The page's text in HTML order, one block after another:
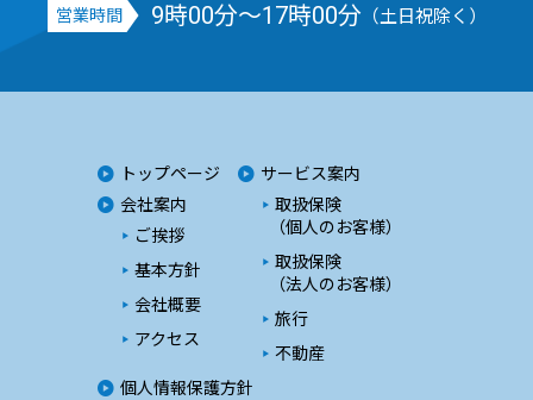
営業時間 9時00分～17時00分（土日祝除く）
トップページ
会社案内
ご挨拶
基本方針
会社概要
アクセス
サービス案内
取扱保険
（個人のお客様）
取扱保険
（法人のお客様）
旅行
不動産
個人情報保護方針